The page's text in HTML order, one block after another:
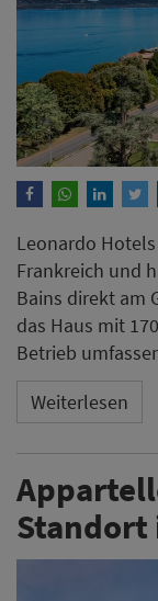
Leonardo
Frankreich und
Bains direkt am
das Haus mit
Betrieb
Weiterlesen
Standort